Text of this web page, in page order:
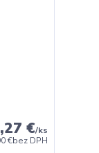
€/ks
€bez DPH